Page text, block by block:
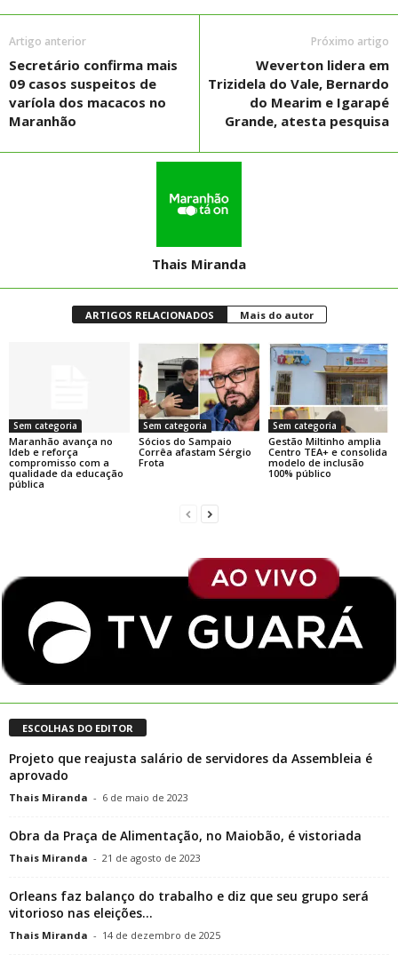
Artigo anterior
Secretário confirma mais
09 casos suspeitos de
varíola dos macacos no
Maranhão
Próximo artigo
Weverton lidera em
Trizidela do Vale, Bernardo
do Mearim e Igarapé
Grande, atesta pesquisa
Thais Miranda
ARTIGOS RELACIONADOS Mais do autor
Sem categoria
Maranhão avança no
Ideb e reforça
compromisso com a
qualidade da educação
pública
Sem categoria
Sócios do Sampaio
Corrêa afastam Sérgio
Frota
Sem categoria
Gestão Miltinho amplia
Centro TEA+ e consolida
modelo de inclusão
100% público
ESCOLHAS DO EDITOR
Projeto que reajusta salário de servidores da Assembleia é
aprovado
Thais Miranda - 6 de maio de 2023
Obra da Praça de Alimentação, no Maiobão, é vistoriada
Thais Miranda - 21 de agosto de 2023
Orleans faz balanço do trabalho e diz que seu grupo será
vitorioso nas eleições...
Thais Miranda - 14 de dezembro de 2025